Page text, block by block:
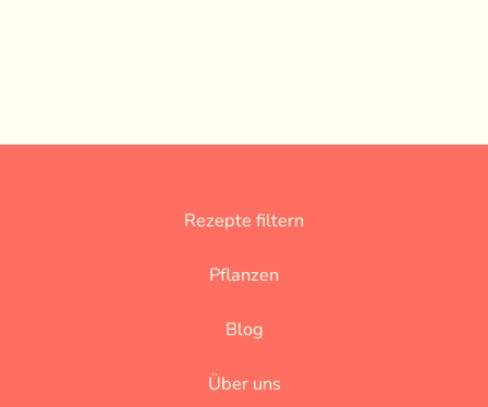
Rezepte filtern
Pflanzen
Blog
Über uns